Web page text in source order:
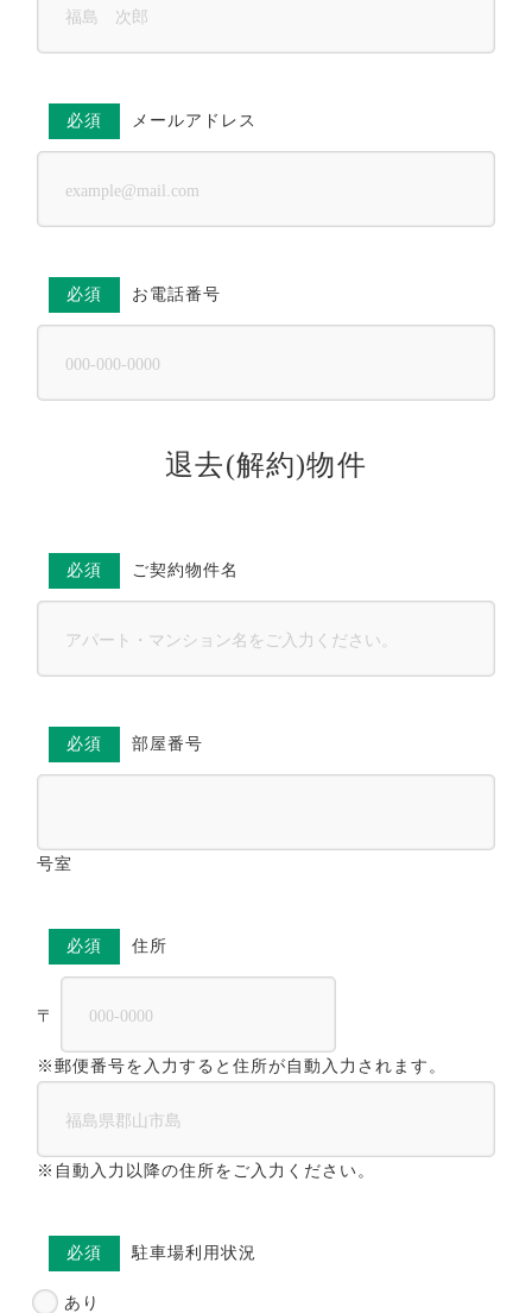
必須 メールアドレス
必須 お電話番号
退去(解約)物件
必須 ご契約物件名
必須 部屋番号
号室
必須 住所
〒
※郵便番号を入力すると住所が自動入力されます。
※自動入力以降の住所をご入力ください。
必須 駐車場利用状況
あり